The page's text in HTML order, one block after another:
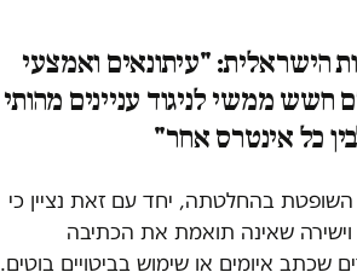
הישראלית: "עיתונאים ואמצעי
ממשי לניגוד עניינים מהותי
כל אינטרס אחר"
בהחלטתה, יחד עם זאת נציין כי
שאינה תואמת את הכתיבה
איומים או שימוש בביטויים בוטים.